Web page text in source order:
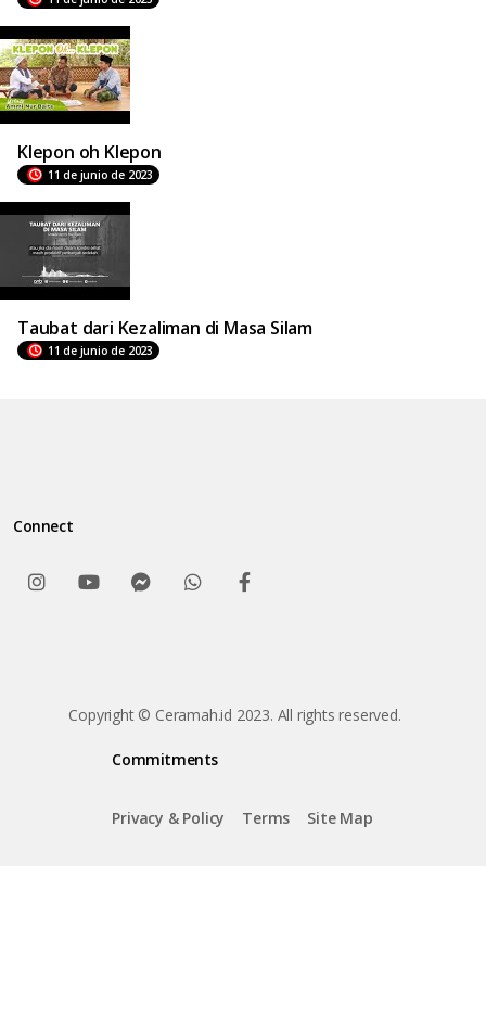
Klepon oh Klepon
11 de junio de 2023
Taubat dari Kezaliman di Masa Silam
11 de junio de 2023
Connect
Copyright © Ceramah.id 2023. All rights reserved.
Commitments
Privacy & Policy Terms Site Map